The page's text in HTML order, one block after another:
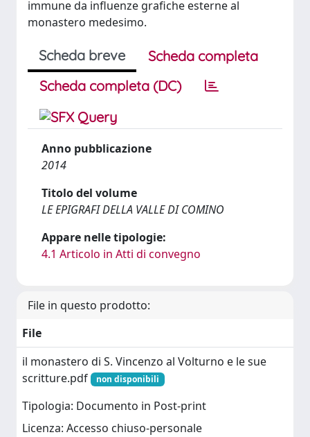
immune da influenze grafiche esterne al
monastero medesimo.
Scheda breve
Scheda completa
Scheda completa (DC)
Anno pubblicazione
2014
Titolo del volume
LE EPIGRAFI DELLA VALLE DI COMINO
Appare nelle tipologie:
4.1 Articolo in Atti di convegno
File in questo prodotto:
File
il monastero di S. Vincenzo al Volturno e le sue
scritture.pdf
non disponibili
Tipologia: Documento in Post-print
Licenza: Accesso chiuso-personale